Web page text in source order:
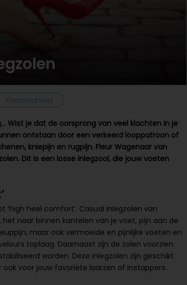
Gezondheid
Wist je dat de oorsprong van veel klachten in je
ontstaan door een verkeerd looppatroon of
kniepijn en rugpijn. Fleur Wagenaar van
Dit is een losse inlegzool, die jouw voeten
‘high heel comfort’. Casual inlegzolen van
naar binnen kantelen van je voet, pijn aan de
maar ook vermoeide en pijnlijke voeten en
toplaag. Daarnaast zijn de zolen voorzien
worden. Deze inlegzolen zijn geschikt
voor jouw favoriete laarzen of instappers.